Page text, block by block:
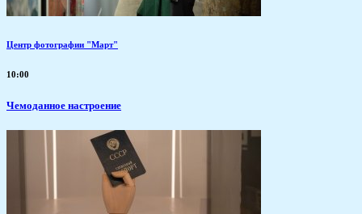
Центр фотографии "Март"
10:00
Чемоданное настроение